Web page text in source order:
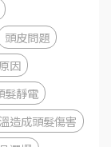
頭皮問題
因
髮靜電
造成頭髮傷害